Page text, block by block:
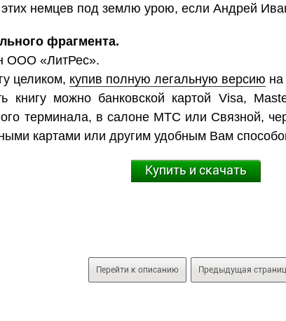
немцев под землю урою, если Андрей
фрагмента.
ООО «ЛитРес».
целиком, купив полную легальную версию
книгу можно банковской картой Visa,
терминала, в салоне МТС или Связной,
картами или другим удобным Вам
Купить и скачать
Перейти к описанию Предыдущая